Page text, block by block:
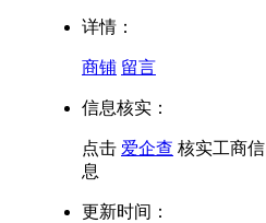
详情：
商铺 留言
信息核实：
点击 爱企查 核实工商信
息
更新时间：